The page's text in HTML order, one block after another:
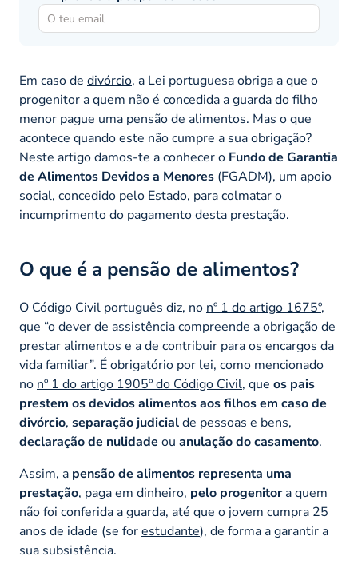
Em caso de divórcio, a Lei portuguesa obriga a que o
progenitor a quem não é concedida a guarda do filho
menor pague uma pensão de alimentos. Mas o que
acontece quando este não cumpre a sua obrigação?
Neste artigo damos-te a conhecer o Fundo de Garantia
de Alimentos Devidos a Menores (FGADM), um apoio
social, concedido pelo Estado, para colmatar o
incumprimento do pagamento desta prestação.
O que é a pensão de alimentos?
O Código Civil português diz, no nº 1 do artigo 1675º,
que “o dever de assistência compreende a obrigação de
prestar alimentos e a de contribuir para os encargos da
vida familiar”. É obrigatório por lei, como mencionado
no nº 1 do artigo 1905º do Código Civil, que os pais
prestem os devidos alimentos aos filhos em caso de
divórcio, separação judicialde pessoas e bens,
declaração de nulidade ou anulação do casamento.
Assim, a pensão de alimentos representa uma
prestação, paga em dinheiro, pelo progenitora quem
não foi conferida a guarda, até que o jovem cumpra 25
anos de idade (se forestudante), de forma a garantir a
sua subsistência.